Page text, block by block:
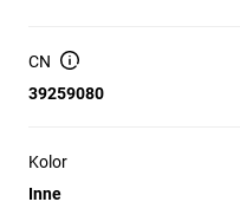
CN
39259080
Kolor
Inne